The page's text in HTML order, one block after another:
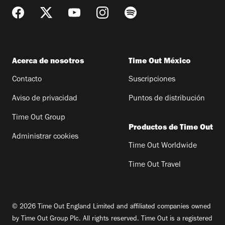
Acerca de nosotros
Contacto
Aviso de privacidad
Time Out Group
Administrar cookies
Time Out México
Suscripciones
Puntos de distribución
Productos de Time Out
Time Out Worldwide
Time Out Travel
© 2026 Time Out England Limited and affiliated companies owned
by Time Out Group Plc. All rights reserved. Time Out is a registered